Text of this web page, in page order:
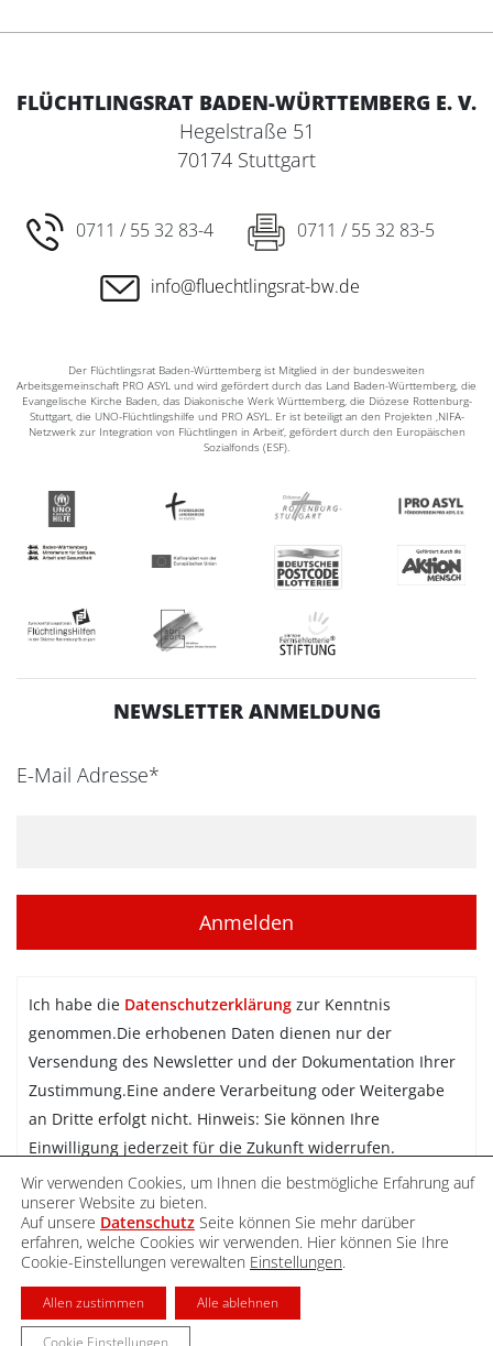
FLÜCHTLINGSRAT BADEN-WÜRTTEMBERG E. V.
Hegelstraße 51
70174 Stuttgart
0711 / 55 32 83-4 0711 / 55 32 83-5
info@fluechtlingsrat-bw.de
Der Flüchtlingsrat Baden-Württemberg ist Mitglied in der bundesweiten
Arbeitsgemeinschaft PRO ASYL und wird gefördert durch das Land Baden-Württemberg, die
Evangelische Kirche Baden, das Diakonische Werk Württemberg, die Diözese Rottenburg-
Stuttgart, die UNO-Flüchtlingshilfe und PRO ASYL. Er ist beteiligt an den Projekten ‚NIFA-
Netzwerk zur Integration von Flüchtlingen in Arbeit‘, gefördert durch den Europäischen
Sozialfonds (ESF).
NEWSLETTER ANMELDUNG
E-Mail Adresse*
Ich habe die Datenschutzerklärung zur Kenntnis
genommen.Die erhobenen Daten dienen nur der
Versendung des Newsletter und der Dokumentation Ihrer
Zustimmung.Eine andere Verarbeitung oder Weitergabe
an Dritte erfolgt nicht. Hinweis: Sie können Ihre
Einwilligung jederzeit für die Zukunft widerrufen.
Newsletter abonnieren
DATENSCHUTZ IMPRESSUM
Wir verwenden Cookies, um Ihnen die bestmögliche Erfahrung auf
unserer Website zu bieten.
Auf unsere Datenschutz Seite können Sie mehr darüber
erfahren, welche Cookies wir verwenden. Hier können Sie Ihre
Cookie-Einstellungen verewalten Einstellungen.
Allen zustimmen Alle ablehnen
Cookie Einstellungen